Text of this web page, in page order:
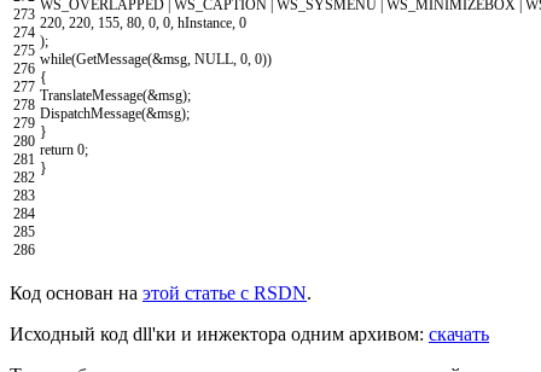
273
274
275
276
277
278
279
280
281
282
283
284
285
286
WS_OVERLAPPED WS_CAPTION WS_SYSMENU WS_MINIMIZEBOX
220, 220, 155, 80, 0, 0, hInstance, 0
);
while(GetMessage(&msg, NULL, 0, 0))
{
TranslateMessage(&msg);
DispatchMessage(&msg);
}
return 0;
}
Код основан на этой статье с RSDN.
Исходный код dll'ки и инжектора одним архивом: скачать